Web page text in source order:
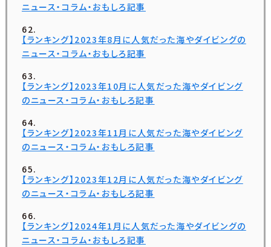
ニュース・コラム・おもしろ記事
【ランキング】2023年8月に人気だった海やダイビングの
ニュース・コラム・おもしろ記事
【ランキング】2023年10月に人気だった海やダイビング
のニュース・コラム・おもしろ記事
【ランキング】2023年11月に人気だった海やダイビング
のニュース・コラム・おもしろ記事
【ランキング】2023年12月に人気だった海やダイビング
のニュース・コラム・おもしろ記事
【ランキング】2024年1月に人気だった海やダイビングの
ニュース・コラム・おもしろ記事